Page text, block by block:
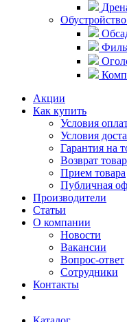
Акции
Как купить
Условия
Условия
Гарантия на
Возврат
Прием товара
Публичная
Производители
Статьи
О компании
Новости
Вакансии
Вопрос-ответ
Сотрудники
Контакты